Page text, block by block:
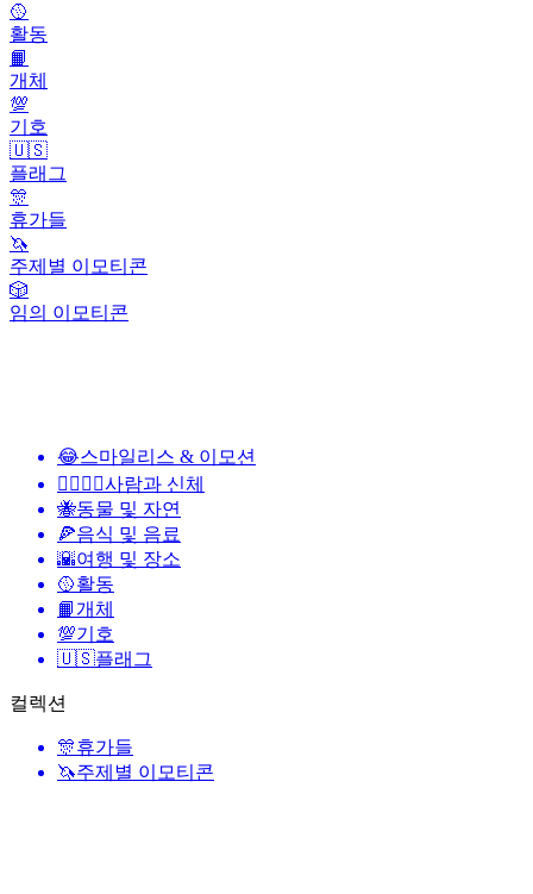
🥎
활동
📙
개체
💯
기호
🇺🇸
플래그
🎊
휴가들
🦄
주제별 이모티콘
🎲
임의 이모티콘
😂스마일리스 & 이모션
👩‍❤️‍💋‍👨사람과 신체
🐝동물 및 자연
🍕음식 및 음료
🌇여행 및 장소
🥎활동
📙개체
💯기호
🇺🇸플래그
컬렉션
🎊휴가들
🦄주제별 이모티콘